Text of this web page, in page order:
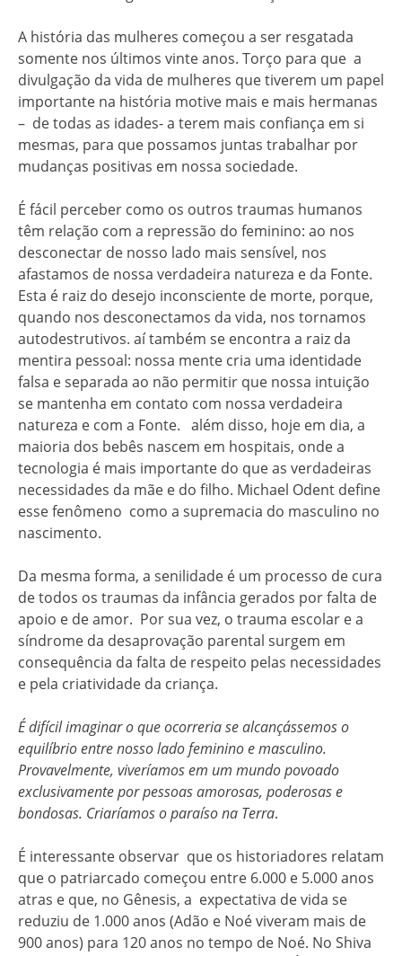
A história das mulheres começou a ser resgatada
somente nos últimos vinte anos. Torço para que a
divulgação da vida de mulheres que tiverem um papel
importante na história motive mais e mais hermanas
– de todas as idades- a terem mais confiança em si
mesmas, para que possamos juntas trabalhar por
mudanças positivas em nossa sociedade.
É fácil perceber como os outros traumas humanos
têm relação com a repressão do feminino: ao nos
desconectar de nosso lado mais sensível, nos
afastamos de nossa verdadeira natureza e da Fonte.
Esta é raiz do desejo inconsciente de morte, porque,
quando nos desconectamos da vida, nos tornamos
autodestrutivos. aí também se encontra a raiz da
mentira pessoal: nossa mente cria uma identidade
falsa e separada ao não permitir que nossa intuição
se mantenha em contato com nossa verdadeira
natureza e com a Fonte. além disso, hoje em dia, a
maioria dos bebês nascem em hospitais, onde a
tecnologia é mais importante do que as verdadeiras
necessidades da mãe e do filho. Michael Odent define
esse fenômeno como a supremacia do masculino no
nascimento.
Da mesma forma, a senilidade é um processo de cura
de todos os traumas da infância gerados por falta de
apoio e de amor. Por sua vez, o trauma escolar e a
síndrome da desaprovação parental surgem em
consequência da falta de respeito pelas necessidades
e pela criatividade da criança.
É difícil imaginar o que ocorreria se alcançássemos o
equilíbrio entre nosso lado feminino e masculino.
Provavelmente, viveríamos em um mundo povoado
exclusivamente por pessoas amorosas, poderosas e
bondosas. Criaríamos o paraíso na Terra.
É interessante observar que os historiadores relatam
que o patriarcado começou entre 6.000 e 5.000 anos
atras e que, no Gênesis, a expectativa de vida se
reduziu de 1.000 anos (Adão e Noé viveram mais de
900 anos) para 120 anos no tempo de Noé. No Shiva